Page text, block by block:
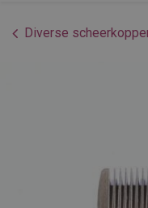
Diverse